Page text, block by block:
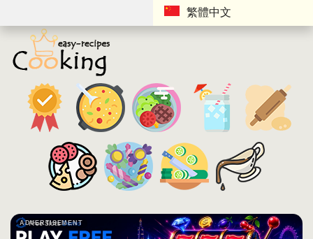
繁體中文
ADVERTISEMENT